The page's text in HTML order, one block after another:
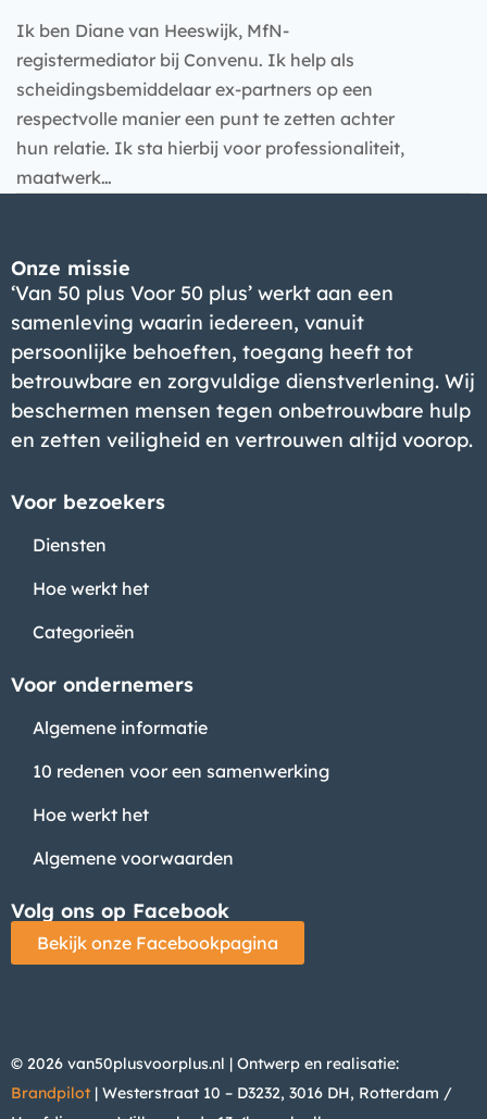
Bedrijf
Ik ben Diane van Heeswijk, MfN-
registermediator bij Convenu. Ik help als
scheidingsbemiddelaar ex-partners op een
respectvolle manier een punt te zetten achter
hun relatie. Ik sta hierbij voor professionaliteit,
maatwerk…
Onze missie
‘Van 50 plus Voor 50 plus’ werkt aan een
samenleving waarin iedereen, vanuit
persoonlijke behoeften, toegang heeft tot
betrouwbare en zorgvuldige dienstverlening. Wij
beschermen mensen tegen onbetrouwbare hulp
en zetten veiligheid en vertrouwen altijd voorop.
Voor bezoekers
Diensten
Hoe werkt het
Categorieën
Voor ondernemers
Algemene informatie
10 redenen voor een samenwerking
Hoe werkt het
Algemene voorwaarden
Volg ons op Facebook
Bekijk onze Facebookpagina
© 2026 van50plusvoorplus.nl | Ontwerp en realisatie:
Brandpilot | Westerstraat 10 – D3232, 3016 DH, Rotterdam /